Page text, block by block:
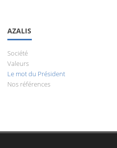
AZALIS
Société
Valeurs
Le mot du Président
Nos références